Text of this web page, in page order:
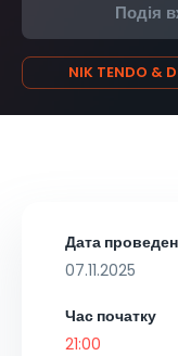
Подія
NIK TENDO &
Дата
07.11.2025
Час початку
21:00